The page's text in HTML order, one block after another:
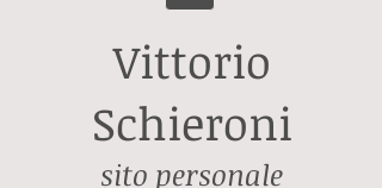
Vittorio
Schieroni
sito personale